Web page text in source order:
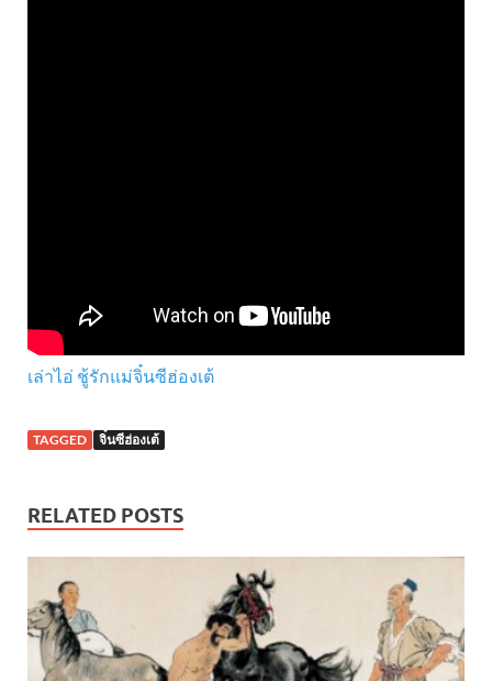
เล่าไอ่ ชู้รักแม่จิ๋นซีฮ่องเต้
TAGGED จิ๋นซีฮ่องเต้
RELATED POSTS